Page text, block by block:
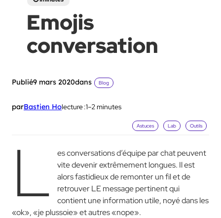
Emojis
conversation
Publié9 mars 2020dans Blog
parBastien Holecture :1–2 minutes
Astuces Lab Outils
L
es conversations d’équipe par chat peuvent
vite devenir extrêmement longues. Il est
alors fastidieux de remonter un fil et de
retrouver LE message pertinent qui
contient une information utile, noyé dans les
«ok», «je plussoie» et autres «nope».